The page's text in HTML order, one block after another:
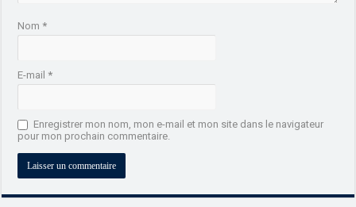
Nom*
E-mail*
Enregistrer mon nom, mon e-mail et mon site dans le navigateur
pour mon prochain commentaire.